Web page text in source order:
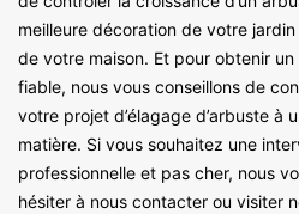
meilleure décoration de votre
de votre maison. Et pour obtenir
fiable, nous vous conseillons de
votre projet d’élagage d’arbuste à
matière. Si vous souhaitez une
professionnelle et pas cher, nous
hésiter à nous contacter ou visiter